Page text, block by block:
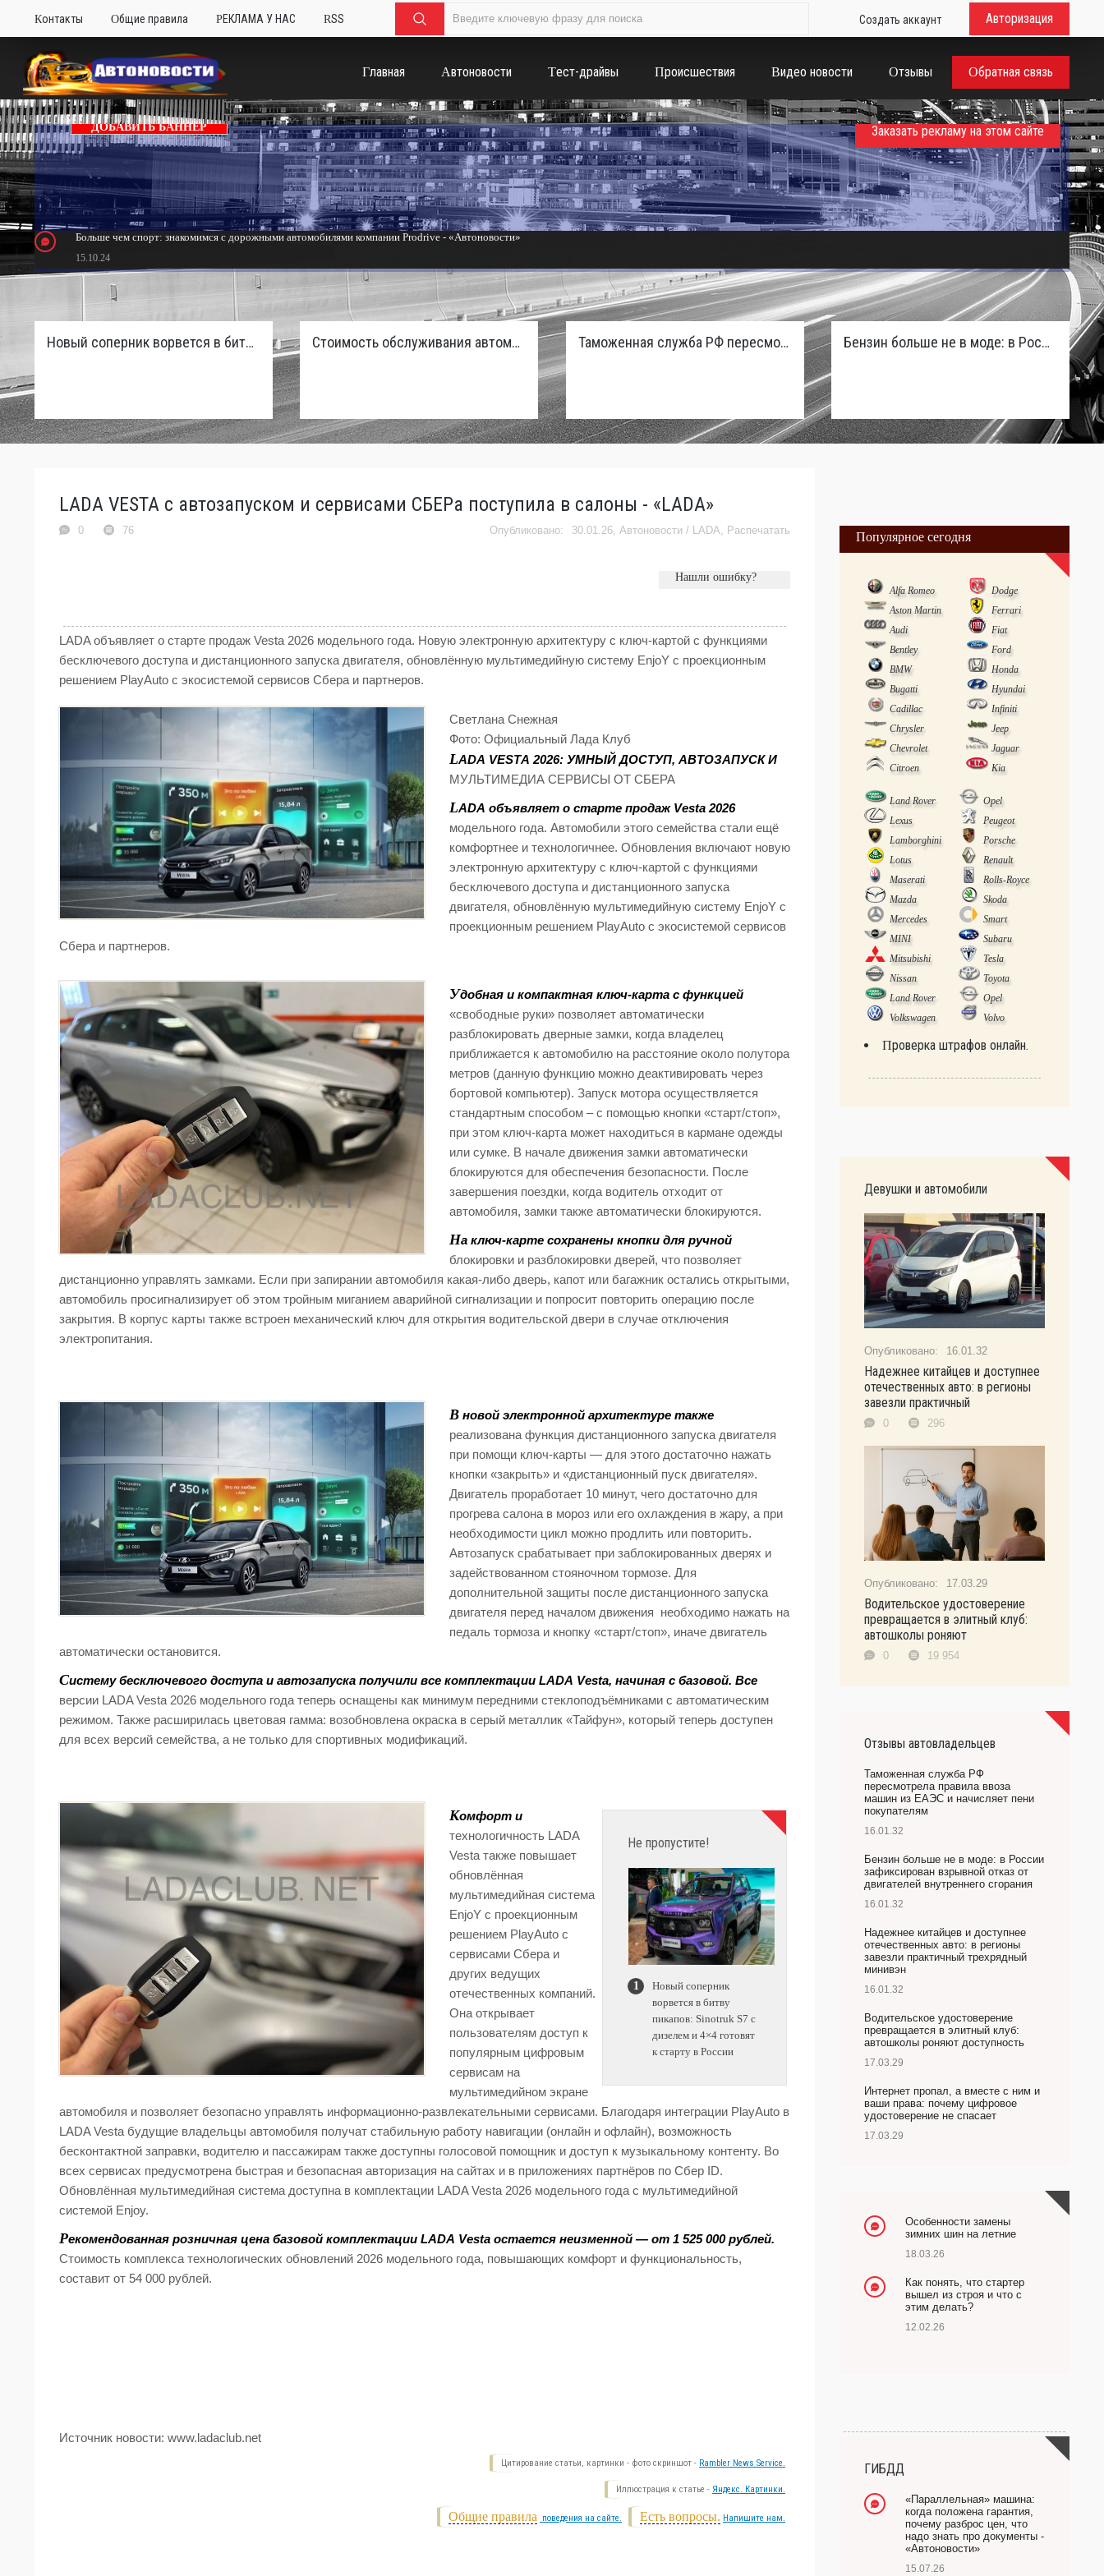
Контакты Общие правила РЕКЛАМА У НАС RSS Создать аккаунт Авторизация
Главная Автоновости Тест-драйвы Происшествия Видео новости Отзывы Обратная связь
ДОБАВИТЬ БАННЕР
Больше чем спорт: знакомимся с дорожными автомобилями компании Prodrive - «Автоновости»
15.10.24
Тюнинг Mitsubishi Eclipse. Самый быстрый передний привод России с бензиновым мотором - «Тюнинг и автоспорт»
Заказать рекламу на этом сайте
Новый соперник ворвется в битву пикапов: Sinotruk S7 с дизелем и 4×4 готовят к старту в России Стоимость обслуживания автомобилей в России вырастет из-за дефицита кадров Таможенная служба РФ пересмотрела правила ввоза машин из ЕАЭС и начисляет пени покупателям Бензин больше не в моде: в России зафиксирован взрывной отказ от двигателей внутреннего сгорания
LADA VESTA с автозапуском и сервисами СБЕРа поступила в салоны - «LADA»
30.01.26, Автоновости / LADA, Распечатать
0 76
Нашли ошибку?
LADA объявляет о старте продаж Vesta 2026 модельного года. Новую электронную архитектуру с ключ-картой с функциями
бесключевого доступа и дистанционного запуска двигателя, обновлённую мультимедийную систему EnjoY с проекционным
решением PlayAuto с экосистемой сервисов Сбера и партнеров.
Светлана Снежная
Фото: Официальный Лада Клуб
LADA VESTA 2026: УМНЫЙ ДОСТУП, АВТОЗАПУСК И
МУЛЬТИМЕДИА СЕРВИСЫ ОТ СБЕРА
LADA объявляет о старте продаж Vesta 2026
модельного года. Автомобили этого семейства стали ещё
комфортнее и технологичнее. Обновления включают новую
электронную архитектуру с ключ-картой с функциями
бесключевого доступа и дистанционного запуска
двигателя, обновлённую мультимедийную систему EnjoY с
проекционным решением PlayAuto с экосистемой сервисов
Сбера и партнеров.
Удобная и компактная ключ-карта с функцией
«свободные руки» позволяет автоматически
разблокировать дверные замки, когда владелец
приближается к автомобилю на расстояние около полутора
метров (данную функцию можно деактивировать через
бортовой компьютер). Запуск мотора осуществляется
стандартным способом – с помощью кнопки «старт/стоп»,
при этом ключ-карта может находиться в кармане одежды
или сумке. В начале движения замки автоматически
блокируются для обеспечения безопасности. После
завершения поездки, когда водитель отходит от
автомобиля, замки также автоматически блокируются.
На ключ-карте сохранены кнопки для ручной
блокировки и разблокировки дверей, что позволяет
дистанционно управлять замками. Если при запирании автомобиля какая-либо дверь, капот или багажник остались открытыми,
автомобиль просигнализирует об этом тройным миганием аварийной сигнализации и попросит повторить операцию после
закрытия. В корпус карты также встроен механический ключ для открытия водительской двери в случае отключения
электропитания.
В новой электронной архитектуре также
реализована функция дистанционного запуска двигателя
при помощи ключ-карты — для этого достаточно нажать
кнопки «закрыть» и «дистанционный пуск двигателя».
Двигатель проработает 10 минут, чего достаточно для
прогрева салона в мороз или его охлаждения в жару, а при
необходимости цикл можно продлить или повторить.
Автозапуск срабатывает при заблокированных дверях и
задействованном стояночном тормозе. Для
дополнительной защиты после дистанционного запуска
двигателя перед началом движения необходимо нажать на
педаль тормоза и кнопку «старт/стоп», иначе двигатель
автоматически остановится.
Систему бесключевого доступа и автозапуска получили все комплектации LADA Vesta, начиная с базовой. Все
версии LADA Vesta 2026 модельного года теперь оснащены как минимум передними стеклоподъёмниками с автоматическим
режимом. Также расширилась цветовая гамма: возобновлена окраска в серый металлик «Тайфун», который теперь доступен
для всех версий семейства, а не только для спортивных модификаций.
Не пропустите!
Новый соперник
ворвется в битву
пикапов: Sinotruk S7 с
дизелем и 4×4 готовят
к старту в России
Комфорт и
технологичность LADA
Vesta также повышает
обновлённая
мультимедийная система
EnjoY с проекционным
решением PlayAuto с
сервисами Сбера и
других ведущих
отечественных компаний.
Она открывает
пользователям доступ к
популярным цифровым
сервисам на
мультимедийном экране
автомобиля и позволяет безопасно управлять информационно-развлекательными сервисами. Благодаря интеграции PlayAuto в
LADA Vesta будущие владельцы автомобиля получат стабильную работу навигации (онлайн и офлайн), возможность
бесконтактной заправки, водителю и пассажирам также доступны голосовой помощник и доступ к музыкальному контенту. Во
всех сервисах предусмотрена быстрая и безопасная авторизация на сайтах и в приложениях партнёров по Сбер ID.
Обновлённая мультимедийная система доступна в комплектации LADA Vesta 2026 модельного года с мультимедийной
системой Enjoy.
Рекомендованная розничная цена базовой комплектации LADA Vesta остается неизменной — от 1 525 000 рублей.
Стоимость комплекса технологических обновлений 2026 модельного года, повышающих комфорт и функциональность,
составит от 54 000 рублей.
Источник новости: www.ladaclub.net
Цитирование статьи, картинки - фото скриншот - Rambler News Service.
Иллюстрация к статье - Яндекс. Картинки.
Есть вопросы. Напишите нам.
Общие правила поведения на сайте.
Популярное сегодня
Alfa Romeo
Dodge
Aston Martin
Ferrari
Audi
Fiat
Bentley
Ford
BMW
Honda
Bugatti
Hyundai
Cadillac
Infiniti
Chrysler
Jeep
Chevrolet
Jaguar
Citroen
Kia
Land Rover
Opel
Lexus
Peugeot
Lamborghini
Porsche
Lotus
Renault
Maserati
Rolls-Royce
Mazda
Skoda
Mercedes
Smart
MINI
Subaru
Mitsubishi
Tesla
Nissan
Toyota
Land Rover
Opel
Volkswagen
Volvo
Проверка штрафов онлайн.
Девушки и автомобили
16.01.32
Надежнее китайцев и доступнее
отечественных авто: в регионы
завезли практичный
0 296
17.03.29
Водительское удостоверение
превращается в элитный клуб:
автошколы роняют
0 19 954
Отзывы автовладельцев
Таможенная служба РФ
пересмотрела правила ввоза
машин из ЕАЭС и начисляет пени
покупателям
16.01.32
Бензин больше не в моде: в России
зафиксирован взрывной отказ от
двигателей внутреннего сгорания
16.01.32
Надежнее китайцев и доступнее
отечественных авто: в регионы
завезли практичный трехрядный
минивэн
16.01.32
Водительское удостоверение
превращается в элитный клуб:
автошколы роняют доступность
17.03.29
Интернет пропал, а вместе с ним и
ваши права: почему цифровое
удостоверение не спасает
17.03.29
Особенности замены
зимних шин на летние
18.03.26
Как понять, что стартер
вышел из строя и что с
этим делать?
12.02.26
ГИБДД
«Параллельная» машина:
когда положена гарантия,
почему разброс цен, что
надо знать про документы -
«Автоновости»
15.07.26